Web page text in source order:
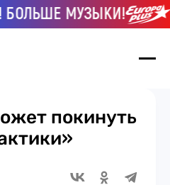
МУЗЫКИ!
покинуть